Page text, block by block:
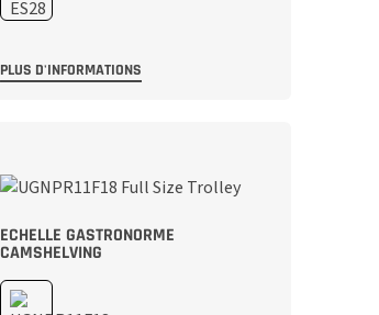
PLUS D'INFORMATIONS
ECHELLE GASTRONORME
CAMSHELVING